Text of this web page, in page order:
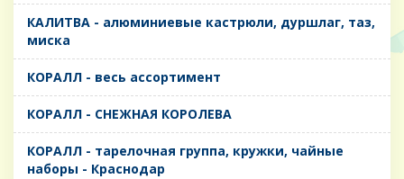
КАЛИТВА - алюминиевые кастрюли, дуршлаг, таз,
миска
КОРАЛЛ - весь ассортимент
КОРАЛЛ - СНЕЖНАЯ КОРОЛЕВА
КОРАЛЛ - тарелочная группа, кружки, чайные
наборы - Краснодар